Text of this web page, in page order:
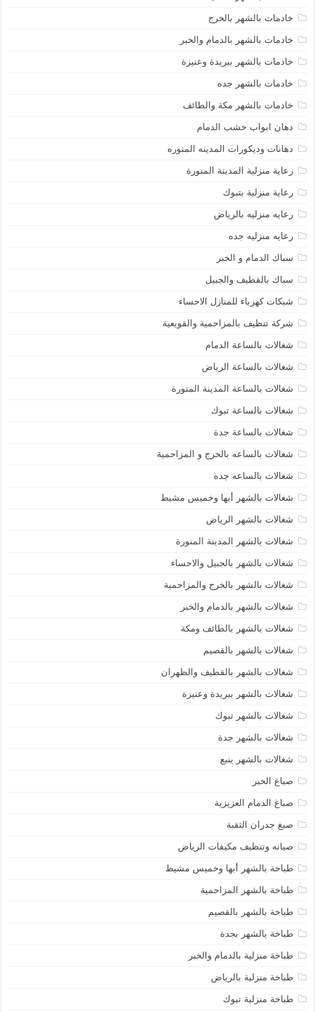
خادمات بالشهر بالخرج
خادمات بالشهر بالدمام والخبر
خادمات بالشهر ببريدة وعنيزة
خادمات بالشهر جده
خادمات بالشهر مكة والطائف
دهان ابواب خشب الدمام
دهانات وديكورات المدينه المنوره
رعاية منزلية المدينة المنورة
رعاية منزلية بتبوك
رعايه منزليه بالرياض
رعايه منزليه جده
سباك الدمام و الخبر
سباك بالقطيف والجبيل
شبكات كهرباء للمنازل الاحساء
شركة تنظيف بالمزاحمية والقويعية
شغالات بالساعة الدمام
شغالات بالساعة الرياض
شغالات بالساعة المدينة المنورة
شغالات بالساعة تبوك
شغالات بالساعة جدة
شغالات بالساعه بالخرج و المزاحمية
شغالات بالساعه جده
شغالات بالشهر أبها وخميس مشيط
شغالات بالشهر الرياض
شغالات بالشهر المدينة المنورة
شغالات بالشهر بالجبيل والاحساء
شغالات بالشهر بالخرج والمزاحمية
شغالات بالشهر بالدمام والخبر
شغالات بالشهر بالطائف ومكة
شغالات بالشهر بالقصيم
شغالات بالشهر بالقطيف والظهران
شغالات بالشهر ببريدة وعنيزة
شغالات بالشهر تبوك
شغالات بالشهر جدة
شغالات بالشهر ينبع
صباغ الخبر
صباغ الدمام العزيزية
صبغ جدران الثقبة
صيانه وتنظيف مكيفات الرياض
طباخة بالشهر أبها وخميس مشيط
طباخة بالشهر المزاحمية
طباخة بالشهر بالقصيم
طباخة بالشهر بجدة
طباخة منزلية بالدمام والخبر
طباخة منزلية بالرياض
طباخة منزلية تبوك